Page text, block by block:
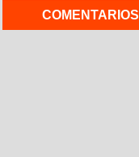
COMENTARIOS